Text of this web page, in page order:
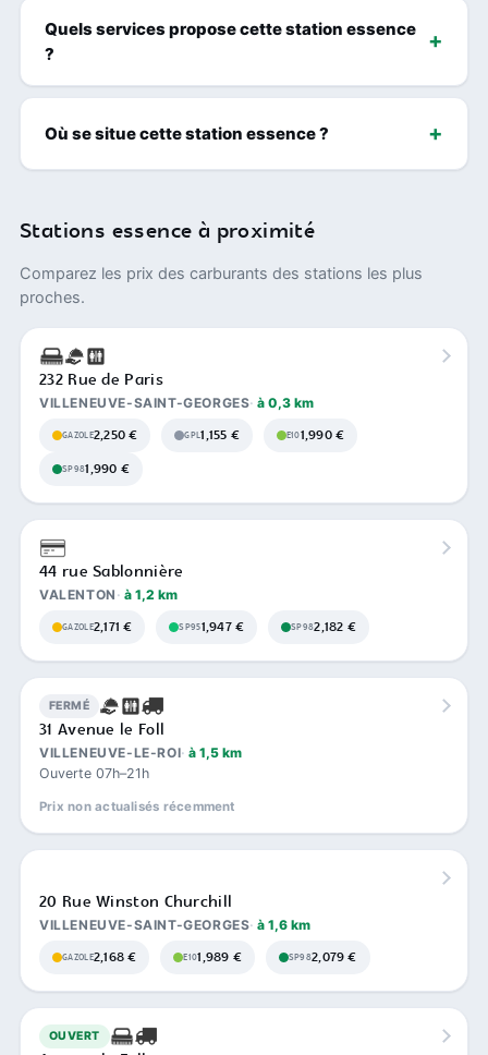
Quels services propose cette station essence
?
Où se situe cette station essence ?
Stations essence à proximité
Comparez les prix des carburants des stations les plus
proches.
232 Rue de Paris
VILLENEUVE-SAINT-GEORGES à 0,3 km
GAZOLE2,250 € GPL1,155 € E101,990 €
SP981,990 €
44 rue Sablonnière
VALENTON à 1,2 km
GAZOLE2,171 € SP951,947 € SP982,182 €
FERMÉ
31 Avenue le Foll
VILLENEUVE-LE-ROI à 1,5 km
Ouverte 07h–21h
Prix non actualisés récemment
20 Rue Winston Churchill
VILLENEUVE-SAINT-GEORGES à 1,6 km
GAZOLE2,168 € E101,989 € SP982,079 €
OUVERT